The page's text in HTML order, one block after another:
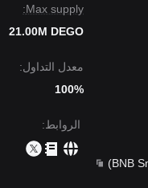
Max supply:
21.00M DEGO
معدل التداول:
100%
BNB
)
الروابط: